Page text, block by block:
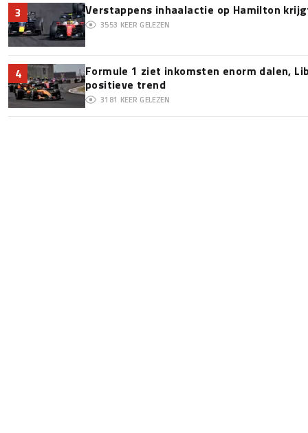
3 Verstappens inhaalactie op Hamilton
3553 KEER GELEZEN
4
Formule 1 ziet inkomsten enorm dalen,
positieve trend
3181 KEER GELEZEN